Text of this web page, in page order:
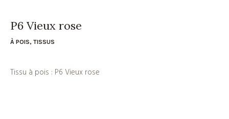
P6 Vieux rose
À POIS, TISSUS
Tissu à pois : P6 Vieux rose